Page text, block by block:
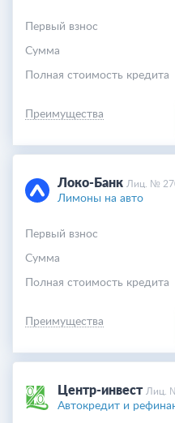
Первый взнос
Cумма
Полная стоимость кредита
Преимущества
Локо-Банк Лиц. №
Лимоны на авто
Первый взнос
Cумма
Полная стоимость кредита
Преимущества
Центр-инвест Лиц.
Автокредит и